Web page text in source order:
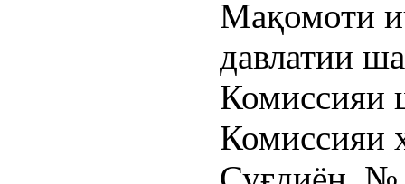
Мақомоти
давлатии
Комиссияи
Комиссияи